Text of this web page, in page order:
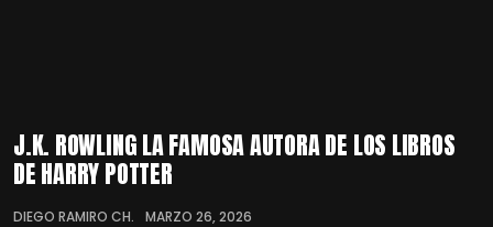
J.K. ROWLING LA FAMOSA AUTORA DE LOS LIBROS
DE HARRY POTTER
DIEGO RAMIRO CH. MARZO 26, 2026